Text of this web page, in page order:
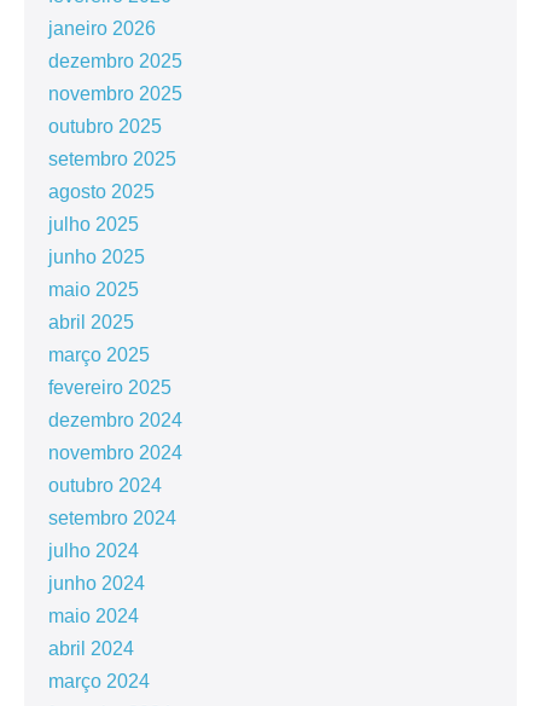
janeiro 2026
dezembro 2025
novembro 2025
outubro 2025
setembro 2025
agosto 2025
julho 2025
junho 2025
maio 2025
abril 2025
março 2025
fevereiro 2025
dezembro 2024
novembro 2024
outubro 2024
setembro 2024
julho 2024
junho 2024
maio 2024
abril 2024
março 2024